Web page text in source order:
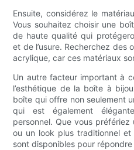
Ensuite, considérez le
Vous souhaitez choisir une
de haute qualité qui
et de l’usure. Recherchez des
acrylique, car ces matériaux
Un autre facteur important à
l’esthétique de la boîte à
boîte qui offre non seulement
qui est également
personnel. Que vous
ou un look plus traditionnel
sont disponibles pour